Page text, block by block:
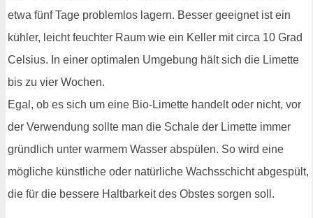
etwa fünf Tage problemlos lagern. Besser geeignet ist ein
kühler, leicht feuchter Raum wie ein Keller mit circa 10 Grad
Celsius. In einer optimalen Umgebung hält sich die Limette
bis zu vier Wochen.
Egal, ob es sich um eine Bio-Limette handelt oder nicht, vor
der Verwendung sollte man die Schale der Limette immer
gründlich unter warmem Wasser abspülen. So wird eine
mögliche künstliche oder natürliche Wachsschicht abgespült,
die für die bessere Haltbarkeit des Obstes sorgen soll.